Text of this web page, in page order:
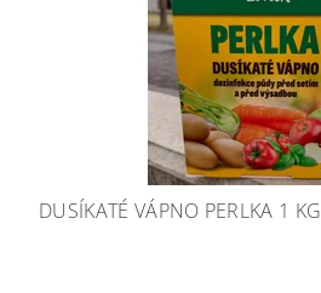
DUSÍKATÉ VÁPNO PERLKA 1 KG